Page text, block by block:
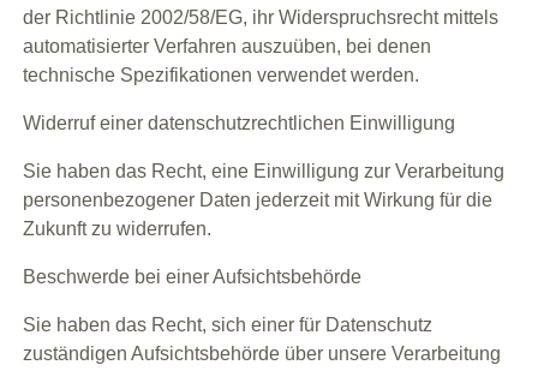
der Richtlinie 2002/58/EG, ihr Widerspruchsrecht mittels
automatisierter Verfahren auszuüben, bei denen
technische Spezifikationen verwendet werden.
Widerruf einer datenschutzrechtlichen Einwilligung
Sie haben das Recht, eine Einwilligung zur Verarbeitung
personenbezogener Daten jederzeit mit Wirkung für die
Zukunft zu widerrufen.
Beschwerde bei einer Aufsichtsbehörde
Sie haben das Recht, sich einer für Datenschutz
zuständigen Aufsichtsbehörde über unsere Verarbeitung